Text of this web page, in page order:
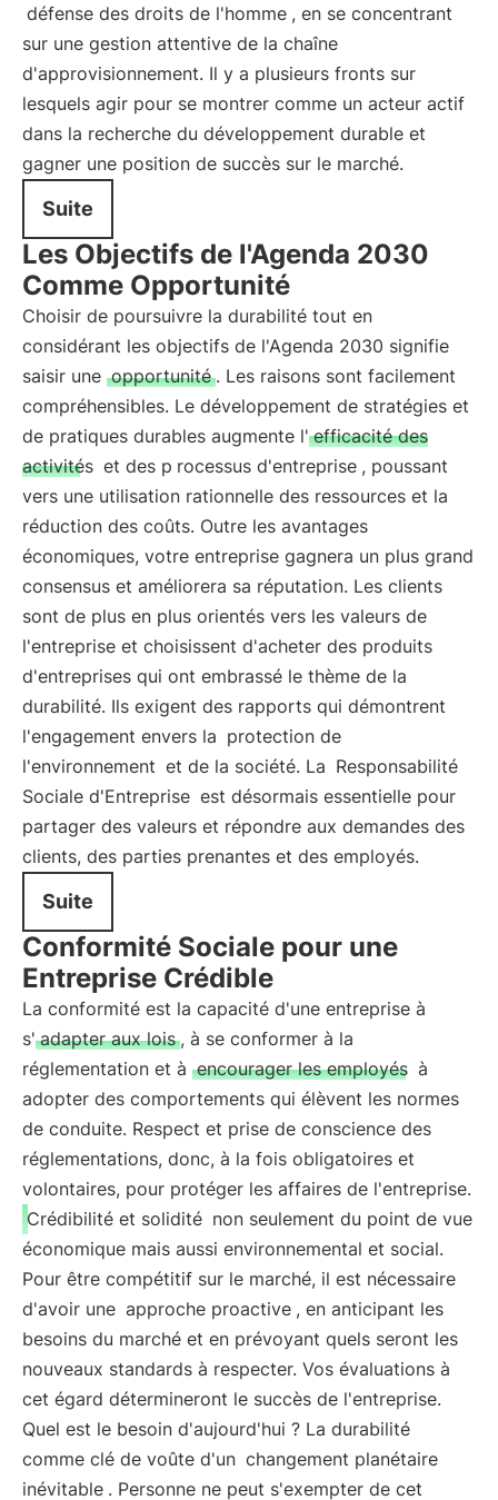
défense des droits de l'homme , en se concentrant
sur une gestion attentive de la chaîne
d'approvisionnement. Il y a plusieurs fronts sur
lesquels agir pour se montrer comme un acteur actif
dans la recherche du développement durable et
gagner une position de succès sur le marché.
Suite
Les Objectifs de l'Agenda 2030
Comme Opportunité
Choisir de poursuivre la durabilité tout en
considérant les objectifs de l'Agenda 2030 signifie
saisir une opportunité . Les raisons sont facilement
compréhensibles. Le développement de stratégies et
de pratiques durables augmente l' efficacité des
activités et des p rocessus d'entreprise , poussant
vers une utilisation rationnelle des ressources et la
réduction des coûts. Outre les avantages
économiques, votre entreprise gagnera un plus grand
consensus et améliorera sa réputation. Les clients
sont de plus en plus orientés vers les valeurs de
l'entreprise et choisissent d'acheter des produits
d'entreprises qui ont embrassé le thème de la
durabilité. Ils exigent des rapports qui démontrent
l'engagement envers la protection de
l'environnement et de la société. La Responsabilité
Sociale d'Entreprise est désormais essentielle pour
partager des valeurs et répondre aux demandes des
clients, des parties prenantes et des employés.
Suite
Conformité Sociale pour une
Entreprise Crédible
La conformité est la capacité d'une entreprise à
s' adapter aux lois , à se conformer à la
réglementation et à encourager les employés à
adopter des comportements qui élèvent les normes
de conduite. Respect et prise de conscience des
réglementations, donc, à la fois obligatoires et
volontaires, pour protéger les affaires de l'entreprise.
Crédibilité et solidité non seulement du point de vue
économique mais aussi environnemental et social.
Pour être compétitif sur le marché, il est nécessaire
d'avoir une approche proactive , en anticipant les
besoins du marché et en prévoyant quels seront les
nouveaux standards à respecter. Vos évaluations à
cet égard détermineront le succès de l'entreprise.
Quel est le besoin d'aujourd'hui ? La durabilité
comme clé de voûte d'un changement planétaire
inévitable . Personne ne peut s'exempter de cet